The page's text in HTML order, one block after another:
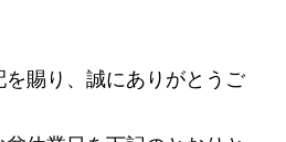
賜り、誠にありがとうご